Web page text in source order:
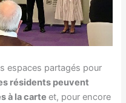
espaces partagés pour
résidents peuvent
à la carteet, pour encore